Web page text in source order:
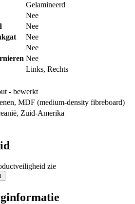
Gelamineerd
Nee
Nee
Nee
Nee
Nee
Links, Rechts
- bewerkt
, MDF (medium-density fibreboard)
, Zuid-Amerika
zie